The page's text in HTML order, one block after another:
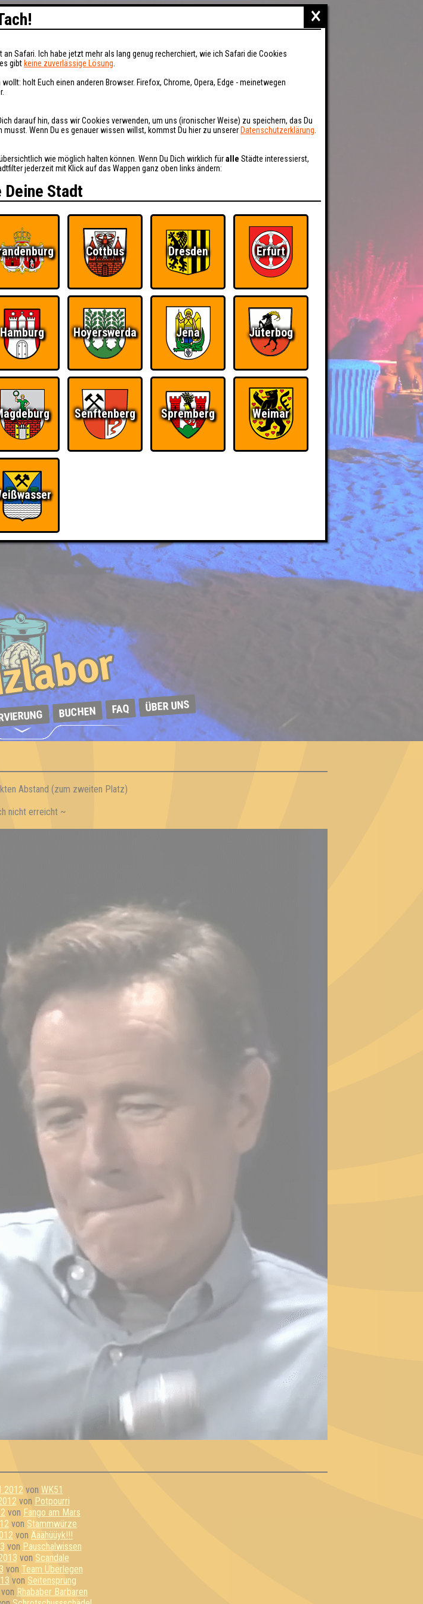
BUCHEN FAQ ÜBER UNS
Abstand (zum zweiten Platz)
nicht erreicht ~
von WK51
von Potpourri
von Fango am Mars
von Stammwürze
von Ääähüüyk!!!
von Pauschalwissen
von Scandale
von Team Überlegen
von Seitensprung
Rhababer Barbaren
×
Safari. Ich habe jetzt mehr als lang genug recherchiert, wie ich Safari die Cookies
gibt keine zuverlässige Lösung
holt Euch einen anderen Browser. Firefox, Chrome, Opera, Edge - meinetwegen
darauf hin, dass wir Cookies verwenden, um uns (ironischer Weise) zu speichern, das Du
Wenn Du es genauer wissen willst, kommst Du hier zu unserer Datenschutzerklärung
wie möglich halten können. Wenn Du Dich wirklich füralle Städte interessierst,
jederzeit mit Klick auf das Wappen ganz oben links ändern:
Deine Stadt
Cottbus Dresden Erfurt
Hamburg Hoyerswerda Jena Jüterbog
Senftenberg Spremberg Weimar